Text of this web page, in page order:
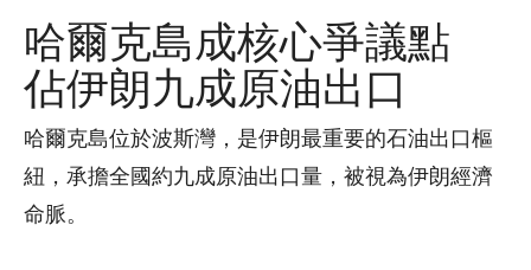
哈爾克島成核心爭議點
佔伊朗九成原油出口
哈爾克島位於波斯灣，是伊朗最重要的石油出口樞
紐，承擔全國約九成原油出口量，被視為伊朗經濟
命脈。